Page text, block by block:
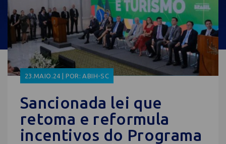
23.MAIO.24 | POR: ABIH-SC
Sancionada lei que
retoma e reformula
incentivos do Programa